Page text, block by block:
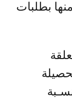
ورثها عـن ســنة 2021، تتعلق 9 منها بطلبات
عنـد متـم سـنة 2022 نسـبة